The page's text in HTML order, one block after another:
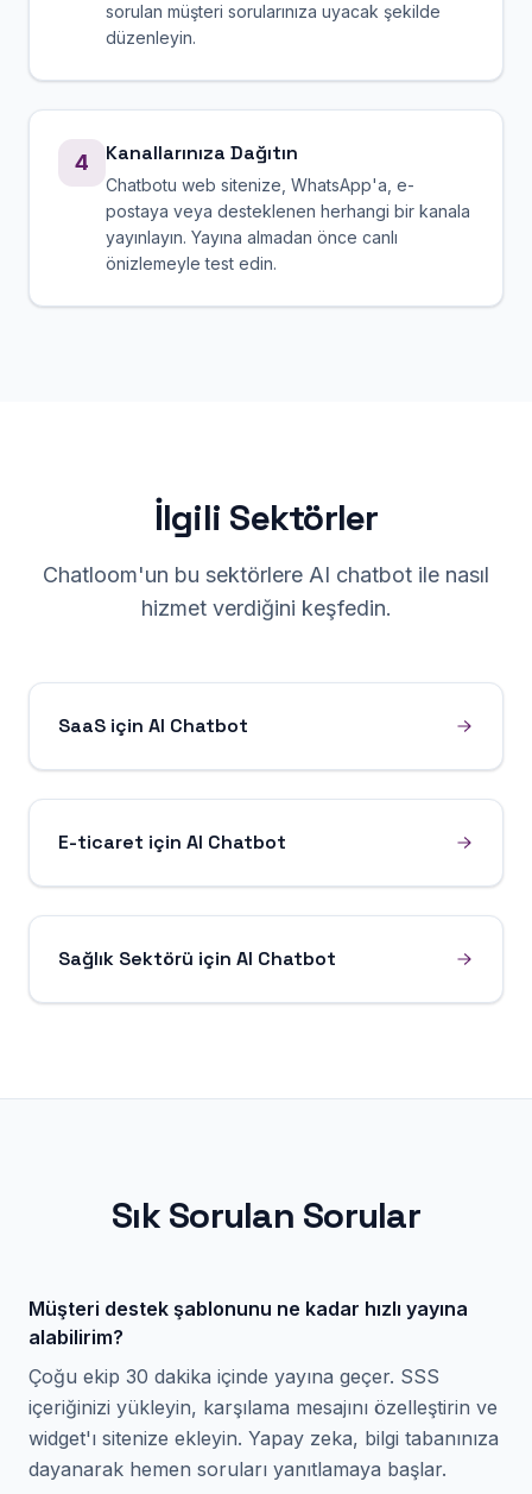
sorulan müşteri sorularınıza uyacak şekilde
düzenleyin.
4 Kanallarınıza Dağıtın
Chatbotu web sitenize, WhatsApp'a, e-
postaya veya desteklenen herhangi bir kanala
yayınlayın. Yayına almadan önce canlı
önizlemeyle test edin.
İlgili Sektörler
Chatloom'un bu sektörlere AI chatbot ile nasıl
hizmet verdiğini keşfedin.
SaaS için AI Chatbot
E-ticaret için AI Chatbot
Sağlık Sektörü için AI Chatbot
Sık Sorulan Sorular
Müşteri destek şablonunu ne kadar hızlı yayına
alabilirim?
Çoğu ekip 30 dakika içinde yayına geçer. SSS
içeriğinizi yükleyin, karşılama mesajını özelleştirin ve
widget'ı sitenize ekleyin. Yapay zeka, bilgi tabanınıza
dayanarak hemen soruları yanıtlamaya başlar.